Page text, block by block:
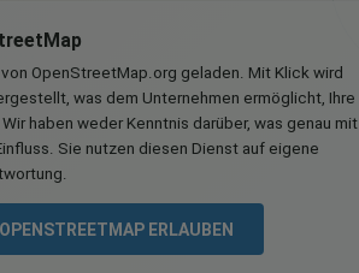
OpenStreetMap.org geladen. Mit Klick wird
was dem Unternehmen ermöglicht, Ihre
haben weder Kenntnis darüber, was genau mit
Sie nutzen diesen Dienst auf eigene
OPENSTREETMAP ERLAUBEN